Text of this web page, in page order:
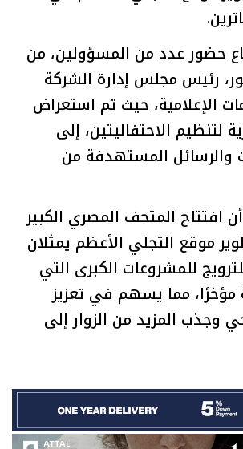
حضور عدد من المسؤولين، من
رئيس مجلس إدارة الشركة
الإعلامية، حيث تم استعراض
لتنظيم الاحتفاليتين، إلى
والرسائل المستهدفة من
افتتاح المتحف المصري الكبير
موقع التجلي الأعظم يمثلان
للمشروعات الكبرى التي
مؤخرًا، مما يسهم في تعزيز
وجذب المزيد من الزوار إلى